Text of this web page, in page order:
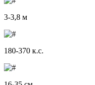
3-3,8 м
180-370 к.с.